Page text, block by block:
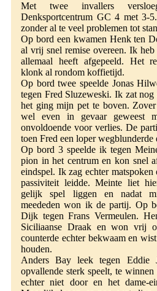
Met twee invallers
Denksportcentrum GC 4 met 3-
zonder al te veel problemen tot
Op bord een kwamen Henk ten
al vrij snel remise overeen. Ik
allemaal heeft afgepeeld. Het
klonk al rondom koffietijd.
Op bord twee speelde Jonas
tegen Fred Sluzeweski. Ik zat
het ging mijn pet te boven.
wel even in gevaar geweest
onvoldoende voor verlies. De
toen Fred een loper wegblunderde
Op bord 3 speelde ik tegen
pion in het centrum en kon snel
eindspel. Ik zag echter
passiviteit leidde. Meinte liet
gelijk spel liggen en nadat
meededen won ik de partij. Op
Dijk tegen Frans Vermeulen.
Siciliaanse Draak en won vrij
counterde echter bekwaam en
houden.
Anders Bay leek tegen Eddie
opvallende sterk speelt, te
echter niet door en het dame-